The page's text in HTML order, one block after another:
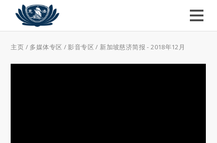
主页 / 多媒体专区 /影音专区 / 新加坡慈济简报 - 2018年12月